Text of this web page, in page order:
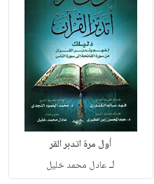
أول مرة اتدبر القر
لـعادل محمد خليل